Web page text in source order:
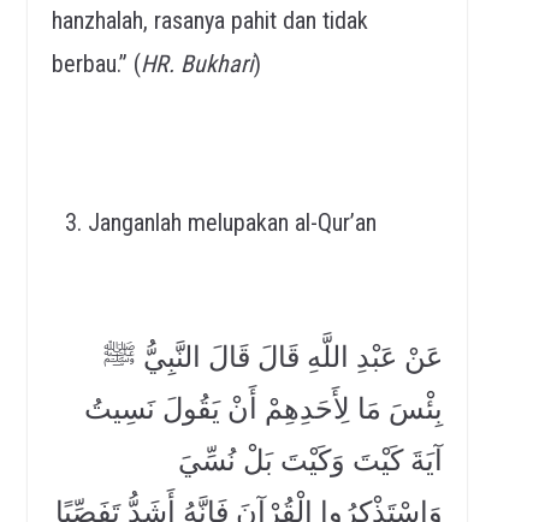
hanzhalah, rasanya pahit dan tidak
berbau.” (HR. Bukhari)
Janganlah melupakan al-Qur’an
عَنْ عَبْدِ اللَّهِ قَالَ قَالَ النَّبِيُّ ﷺ
بِئْسَ مَا لِأَحَدِهِمْ أَنْ يَقُولَ نَسِيتُ
آيَةَ كَيْتَ وَكَيْتَ بَلْ نُسِّيَ
وَاسْتَذْكِرُوا الْقُرْآنَ فَإِنَّهُ أَشَدُّ تَفَصِّيًا